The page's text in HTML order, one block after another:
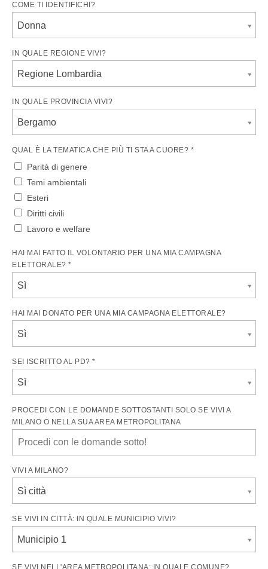
COME TI IDENTIFICHI?
Donna
IN QUALE REGIONE VIVI?
Regione Lombardia
IN QUALE PROVINCIA VIVI?
Bergamo
QUAL È LA TEMATICA CHE PIÙ TI STA A CUORE? *
Parità di genere
Temi ambientali
Esteri
Diritti civili
Lavoro e welfare
HAI MAI FATTO IL VOLONTARIO PER UNA MIA CAMPAGNA
ELETTORALE? *
Sì
HAI MAI DONATO PER UNA MIA CAMPAGNA ELETTORALE?
Sì
SEI ISCRITTO AL PD? *
Sì
PROCEDI CON LE DOMANDE SOTTOSTANTI SOLO SE VIVI A
MILANO O NELLA SUA AREA METROPOLITANA
VIVI A MILANO?
Sì città
SE VIVI IN CITTÀ: IN QUALE MUNICIPIO VIVI?
Municipio 1